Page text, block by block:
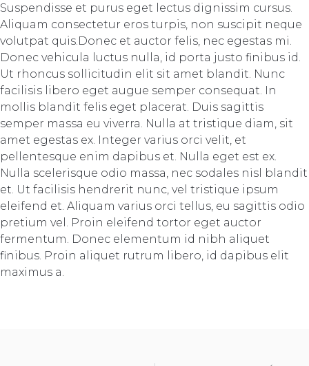
Suspendisse et purus eget lectus dignissim cursus.
Aliquam consectetur eros turpis, non suscipit neque
volutpat quis.Donec et auctor felis, nec egestas mi.
Donec vehicula luctus nulla, id porta justo finibus id.
Ut rhoncus sollicitudin elit sit amet blandit. Nunc
facilisis libero eget augue semper consequat. In
mollis blandit felis eget placerat. Duis sagittis
semper massa eu viverra. Nulla at tristique diam, sit
amet egestas ex. Integer varius orci velit, et
pellentesque enim dapibus et. Nulla eget est ex.
Nulla scelerisque odio massa, nec sodales nisl blandit
et. Ut facilisis hendrerit nunc, vel tristique ipsum
eleifend et. Aliquam varius orci tellus, eu sagittis odio
pretium vel. Proin eleifend tortor eget auctor
fermentum. Donec elementum id nibh aliquet
finibus. Proin aliquet rutrum libero, id dapibus elit
maximus a.